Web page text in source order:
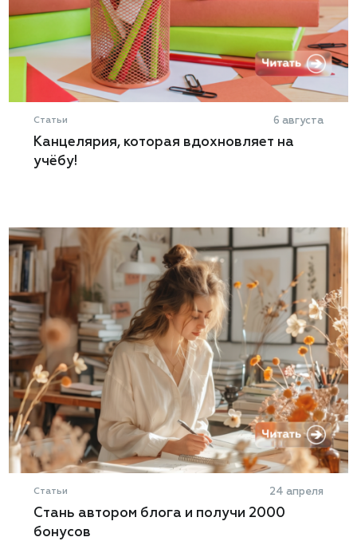
Статьи 6 августа
Канцелярия, которая вдохновляет на
учёбу!
Статьи 24 апреля
Стань автором блога и получи 2000
бонусов